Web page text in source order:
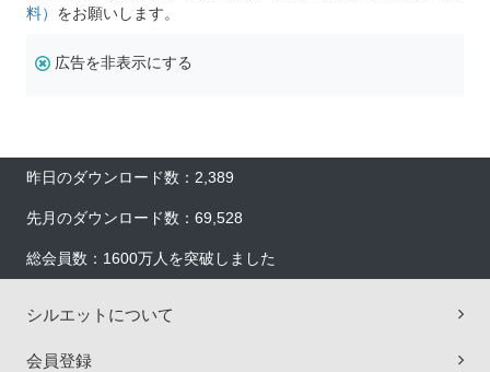
料） をお願いします。
広告を非表示にする
昨日のダウンロード数：2,389
先月のダウンロード数：69,528
総会員数：1600万人を突破しました
シルエットについて
会員登録